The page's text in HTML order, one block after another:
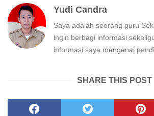
Yudi Candra
Saya adalah seorang guru
ingin berbagi informasi
informasi saya mengenai
SHARE THIS POST